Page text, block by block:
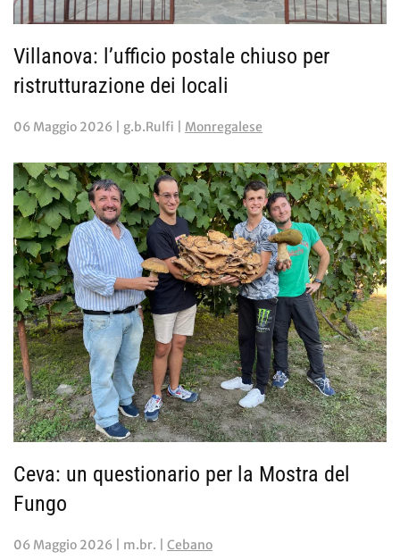
Villanova: l’ufficio postale chiuso per
ristrutturazione dei locali
06 Maggio 2026 | g.b.Rulfi | Monregalese
Ceva: un questionario per la Mostra del
Fungo
06 Maggio 2026 | m.br. | Cebano